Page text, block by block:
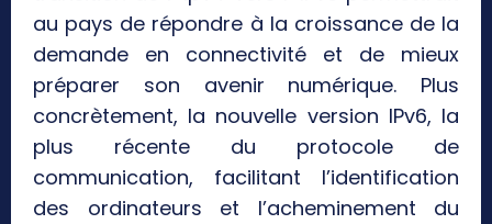
au pays de répondre à la croissance de la
demande en connectivité et de mieux
préparer son avenir numérique. Plus
concrètement, la nouvelle version IPv6, la
plus récente du protocole de
communication, facilitant l’identification
des ordinateurs et l’acheminement du